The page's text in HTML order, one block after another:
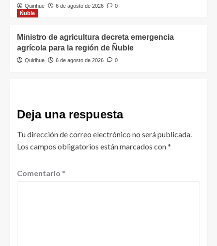
Quirihue 6 de agosto de 2026
0
Ñuble
Ministro de agricultura decreta emergencia
agrícola para la región de Ñuble
Quirihue 6 de agosto de 2026 0
Deja una respuesta
Tu dirección de correo electrónico no será publicada.
Los campos obligatorios están marcados con*
Comentario *